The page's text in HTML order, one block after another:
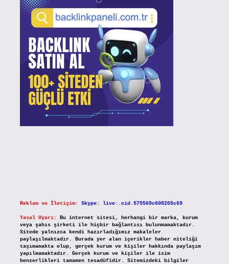
Reklam ve İletişim: Skype: live:.cid.575569c608265c69
Yasal Uyarı:
Bu internet sitesi, herhangi bir marka, kurum
veya şahıs şirketi ile hiçbir bağlantısı bulunmamaktadır.
Sitede yalnızca kendi hazırladığımız makaleler
paylaşılmaktadır. Burada yer alan içerikler haber niteliği
taşımamakta olup, gerçek kurum ve kişiler hakkında paylaşım
yapılmamaktadır. Gerçek kurum ve kişiler ile isim
benzerlikleri tamamen tesadüfidir. Sitemizdeki bilgiler